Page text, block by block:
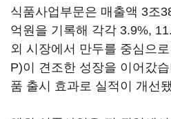
식품사업부문은 매출액 3조
억원을 기록해 각각 3.9%,
외 시장에서 만두를 중심으
P)이 견조한 성장을 이어갔
품 출시 효과로 실적이 개선